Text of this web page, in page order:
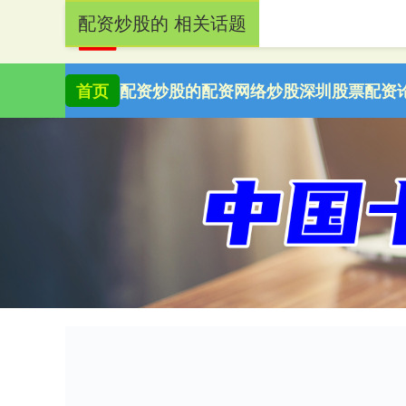
首页 配资炒股的配资网络炒股深圳股票配资
配资炒股的 相关话题